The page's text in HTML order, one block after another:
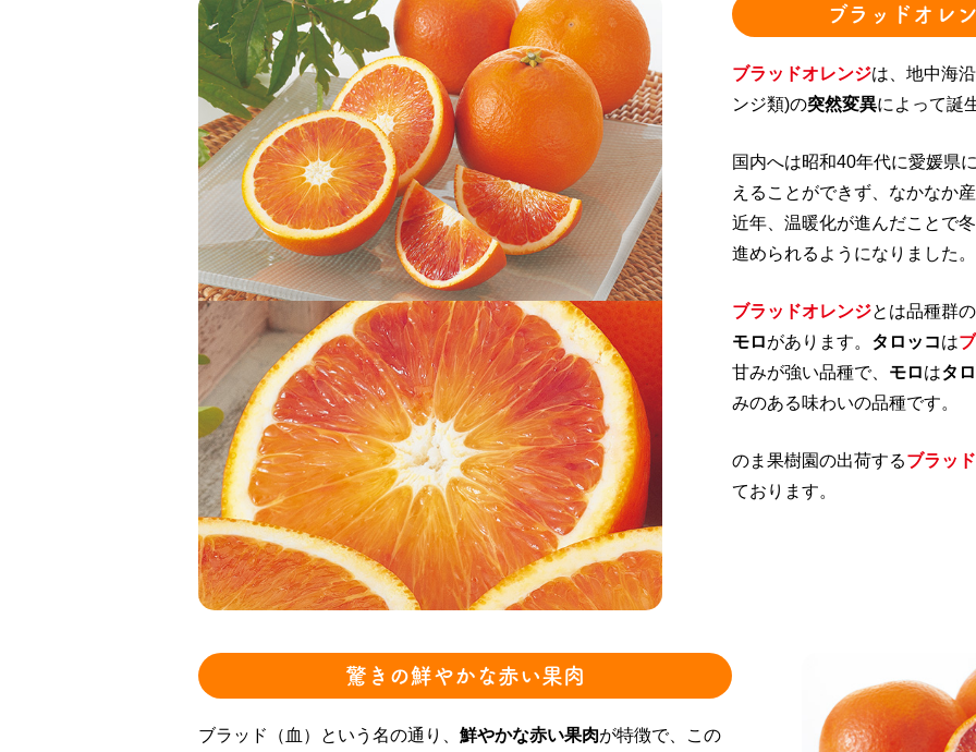
ブラッドオレ
ブラッドオレンジは、地中海
ンジ類)の突然変異によって誕
国内へは昭和40年代に愛媛県
えることができず、なかなか
近年、温暖化が進んだことで
進められるようになりました。
ブラッドオレンジとは品種群
モロがあります。 タロッコは
甘みが強い品種で、 モロはタ
みのある味わいの品種です。
のま果樹園の出荷するブラッ
ております。
驚きの鮮やかな赤い果肉
ブラッド（血）という名の通り、 鮮やかな赤い果肉が特徴で、この